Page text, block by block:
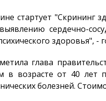
стартует "Скрининг
сердечно-
здоровья", -
глава
в возрасте от 40 лет
болезней.